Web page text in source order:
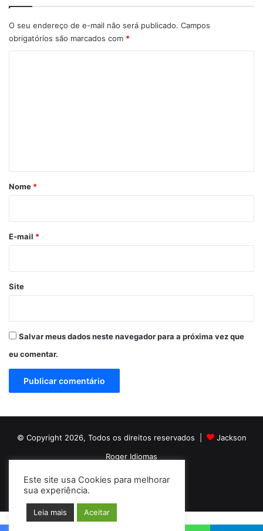
O seu endereço de e-mail não será publicado. Campos
obrigatórios são marcados com *
r
*
Nome *
E-mail *
Site
Salvar meus dados neste navegador para a próxima vez que
eu comentar.
© Copyright 2026, Todos os direitos reservados |
Jackson
Roger Idiomas
Facebook
YouTubeInstagram
Este site usa Cookies para melhorar
sua experiência.
Leia mais Aceitar